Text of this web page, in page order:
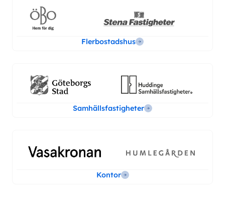
Flerbostadshus
Samhällsfastigheter
Kontor